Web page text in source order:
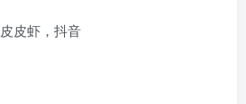
皮虾，抖音